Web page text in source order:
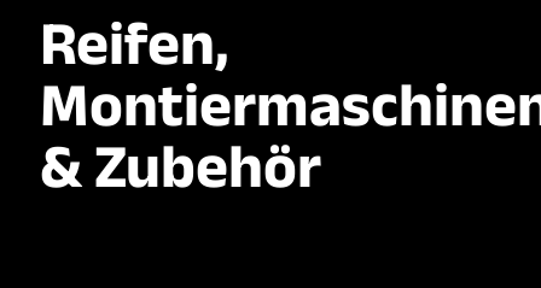
Reifen,
& Zubehör